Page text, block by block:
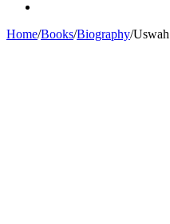
Home/Books/Biography/